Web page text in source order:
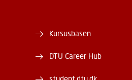
Kursusbasen
DTU Career Hub